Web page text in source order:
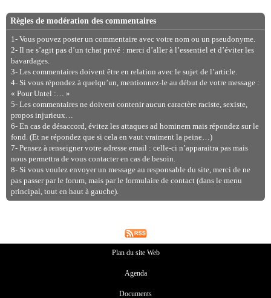
Règles de modération des commentaires
1- Vous pouvez poster un commentaire avec votre nom ou un pseudonyme.
2- Il ne s’agit pas d’un tchat privé : merci d’aller à l’essentiel et d’éviter les
bavardages.
3- Les commentaires doivent être en relation avec le sujet de l’article.
4- Si vous répondez à quelqu’un, mentionnez-le au début de votre message :
« Pour Untel :… »
5- Les commentaires ne doivent contenir aucun caractère raciste, sexiste,
propos injurieux…
6- En cas de désaccord, évitez les attaques ad hominem mais répondez sur le
fond. (Et ne répondez que si cela en vaut vraiment la peine…)
7- Pensez à renseigner votre adresse email : celle-ci n’apparaitra pas mais
nous permettra de vous contacter en cas de besoin.
8- Si vous voulez envoyer un message au responsable du site, merci de ne
pas passer par le forum, mais par le formulaire de contact (dans le menu
principal, tout en haut à gauche).
Plan du site Web
Agenda
Documents